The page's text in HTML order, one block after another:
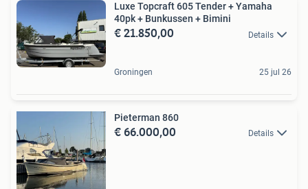
Luxe Topcraft 605 Tender + Yamaha
40pk + Bunkussen + Bimini
€ 21.850,00 Details
Groningen 25 jul 26
Pieterman 860
€ 66.000,00 Details